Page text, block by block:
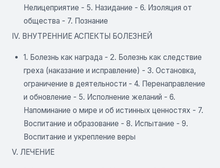
Нелицеприятие - 5. Назидание - 6. Изоляция от
общества - 7. Познание
IV. ВНУТРЕННИЕ АСПЕКТЫ БОЛЕЗНЕЙ
1. Болезнь как награда - 2. Болезнь как следствие
греха (наказание и исправление) - 3. Остановка,
ограничение в деятельности - 4. Перенаправление
и обновление - 5. Исполнение желаний - 6.
Напоминание о мире и об истинных ценностях - 7.
Воспитание и образование - 8. Испытание - 9.
Воспитание и укрепление веры
V. ЛЕЧЕНИЕ